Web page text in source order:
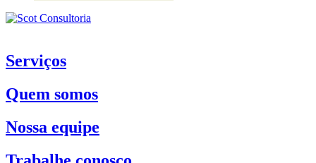
Serviços
Quem somos
Nossa equipe